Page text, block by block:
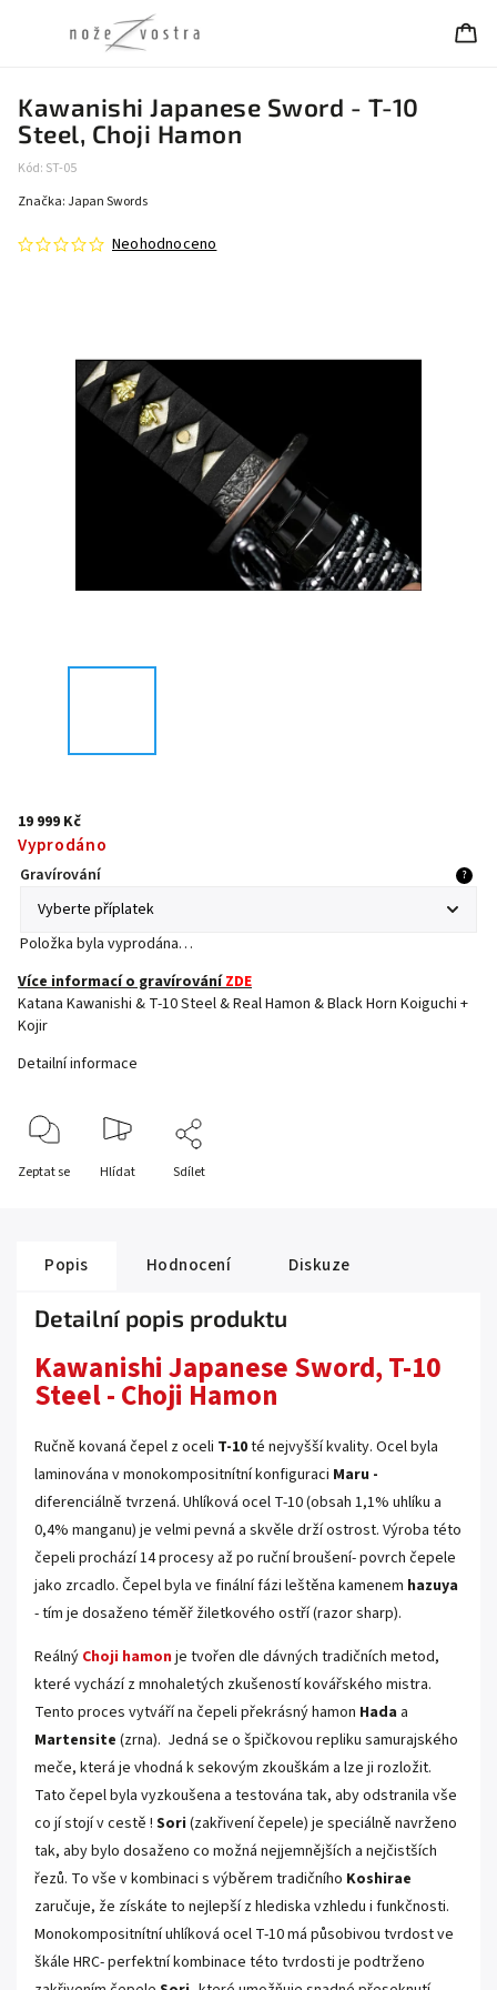
Kawanishi Japanese Sword - T-10
Steel, Choji Hamon
Kód: ST-05
Neohodnoceno
Značka:Japan Swords
19 999 Kč
Vyprodáno
Gravírování ?
Položka byla vyprodána…
Více informací o gravírováníZDE
Katana Kawanishi & T-10 Steel & Real Hamon & Black Horn Koiguchi +
Kojir
Detailní informace
Zeptat se Hlídat Sdílet
Popis Hodnocení Diskuze
Detailní popis produktu
Kawanishi Japanese Sword, T-10
Steel - Choji Hamon
Ručně kovaná čepel z oceli T-10té nejvyšší kvality. Ocel byla
laminována vmonokompositnítníkonfiguraci Maru -
diferenciálně tvrzená. Uhlíková ocel T-10 (obsah 1,1% uhlíku a
0,4% manganu) je velmi pevná a skvěle drží ostrost. Výroba této
čepeli prochází 14 procesy až po ruční broušení- povrch čepele
jako zrcadlo. Čepel byla ve finální fázi leštěna kamenem hazuya
- tím je dosaženo téměř žiletkového ostří (razor sharp).
Reálný Choji hamon je tvořen dle dávných tradičních metod,
které vychází z mnohaletých zkušeností kovářského mistra.
Tento proces vytváří na čepeli překrásný hamon Hada a
Martensite (zrna). Jedná se o špičkovou repliku samurajského
meče, která je vhodná k sekovým zkouškám a lze ji rozložit.
Tato čepel byla vyzkoušena a testována tak, aby odstranila vše
co jí stojí v cestě ! Sori (zakřivení čepele) je speciálně navrženo
tak, aby bylo dosaženo co možná nejjemnějších a nejčistších
řezů. To vše v kombinaci s výběrem tradičního Koshirae
zaručuje, že získáte to nejlepší z hlediska vzhledu i funkčnosti.
Monokompositnítníuhlíková ocel T-10 má působivou tvrdost ve
škále HRC- perfektní kombinace této tvrdosti je podtrženo